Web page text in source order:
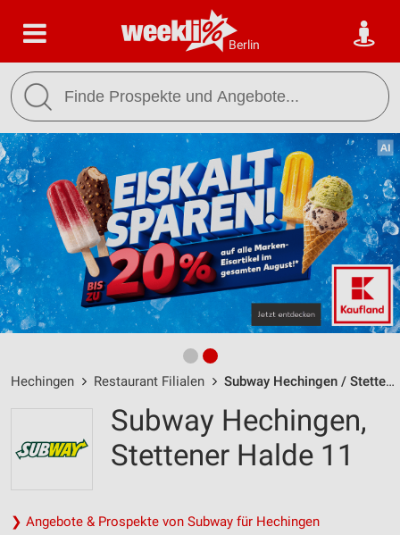
Berlin
Hechingen Restaurant Filialen Subway Hechingen / Stettener Halde 11 - Öffnungszeiten & Adresse
Subway Hechingen,
Stettener Halde 11
❯ Angebote & Prospekte von Subway für Hechingen